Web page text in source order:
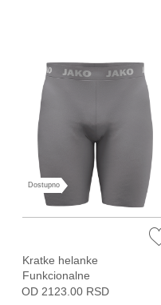
Dostupno
Kratke helanke
Funkcionalne
OD 2123.00 RSD